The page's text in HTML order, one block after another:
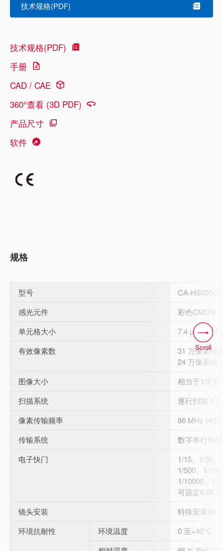
技术规格(PDF)
技术规格(PDF)
手册
CAD / CAE
360°查看 (3D PDF)
产品尺寸
软件
规格
型号
CA-
感光元件
彩色CMOS
单元格大小
7.4 µm × 7.4
有效像素数
31 万像素模
24 万像素模
图像大小
相当于1/3 英
扫描系统
逐行扫描 4.5
像素传输频率
86 MHz (43
传输系统
数字串行传输
电子快门
1/15、1/30
1/500、1/
1/10000、1/
可设定0.05
镜头安装
特殊安装
环境抗耐性
环境温度
0 至+40°C
Scroll